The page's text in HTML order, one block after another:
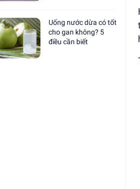
Uống nước dừa có tốt
cho gan không? 5
điều cần biết